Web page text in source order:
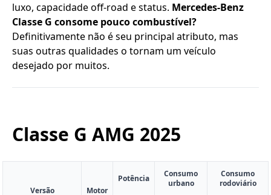
luxo, capacidade off-road e status. Mercedes-Benz
Classe G consome pouco combustível?
Definitivamente não é seu principal atributo, mas
suas outras qualidades o tornam um veículo
desejado por muitos.
Classe G AMG 2025
Versão Motor
Potência
Consumo
urbano
Consumo
rodoviário